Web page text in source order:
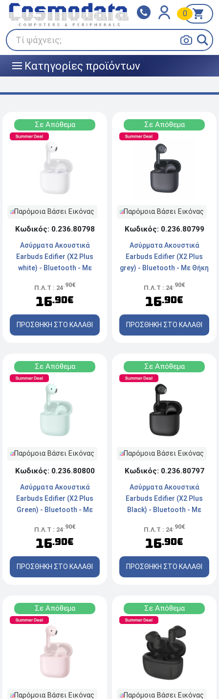
Τί ψάχνεις;
0
||| Κατηγορίες προϊόντων
Klarna
Πληρώστε σε 3
άτοκες δόσεις
BOX NOW
Σε Απόθεμα
Παρόμοια Βάσει Εικόνας
Κωδικός: 0.236.80798
Ασύρματα Ακουστικά
Earbuds Edifier (X2 Plus
white) - Bluetooth - Mε
Π.Λ.Τ : 24.90€
16.90€
ΠΡΟΣΘΗΚΗ ΣΤΟ ΚΑΛΑΘΙ
Σε Απόθεμα
Παρόμοια Βάσει Εικόνας
Κωδικός: 0.236.80799
Ασύρματα Ακουστικά
Earbuds Edifier (X2 Plus
grey) - Bluetooth - Mε Θήκη
Π.Λ.Τ : 24.90€
16.90€
ΠΡΟΣΘΗΚΗ ΣΤΟ ΚΑΛΑΘΙ
Σε Απόθεμα
Παρόμοια Βάσει Εικόνας
Κωδικός: 0.236.80800
Ασύρματα Ακουστικά
Earbuds Edifier (X2 Plus
Green) - Bluetooth - Mε
Π.Λ.Τ : 24.90€
16.90€
ΠΡΟΣΘΗΚΗ ΣΤΟ ΚΑΛΑΘΙ
Σε Απόθεμα
Παρόμοια Βάσει Εικόνας
Κωδικός: 0.236.80797
Ασύρματα Ακουστικά
Earbuds Edifier (X2 Plus
Black) - Bluetooth - Mε
Π.Λ.Τ : 24.90€
16.90€
ΠΡΟΣΘΗΚΗ ΣΤΟ ΚΑΛΑΘΙ
Σε Απόθεμα
Παρόμοια Βάσει Εικόνας
Σε Απόθεμα
Παρόμοια Βάσει Εικόνας